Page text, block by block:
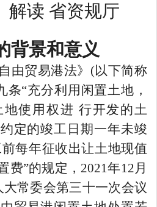
解读 省资规厅
背景和意义
由贸易港法》 (以下简称
条“充分利用闲置土地，
使用权进 行开发的土
定的竣工日期一年未竣
每年征收出让土地现值
费”的规定，2021年12月
常委会第三十一次会议